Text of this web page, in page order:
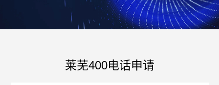
莱芜400电话申请